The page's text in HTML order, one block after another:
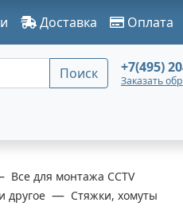
Доставка Оплата
Поиск +7(495)
Заказать
Все для монтажа CCTV
другое
Стяжки, хомуты